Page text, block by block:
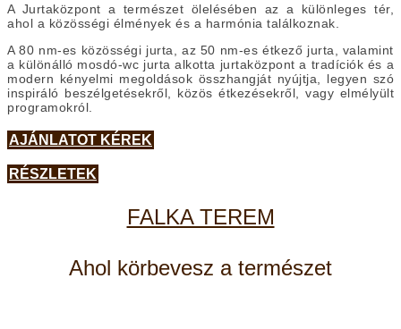
A Jurtaközpont a természet ölelésében az a különleges tér,
ahol a közösségi élmények és a harmónia találkoznak.
A 80 nm-es közösségi jurta, az 50 nm-es étkező jurta, valamint
a különálló mosdó-wc jurta alkotta jurtaközpont a tradíciók és a
modern kényelmi megoldások összhangját nyújtja, legyen szó
inspiráló beszélgetésekről, közös étkezésekről, vagy elmélyült
programokról.
AJÁNLATOT KÉREK
RÉSZLETEK
FALKA TEREM
Ahol körbevesz a természet